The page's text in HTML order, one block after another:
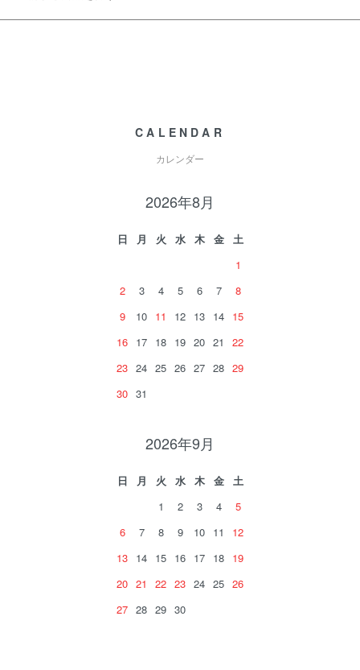
CALENDAR
カレンダー
2026年8月
日 月 火 水 木 金
土
1
2
3 4 5 6 7
8
9
10 11 12 13 14 15
16 17 18 19 20 21
22
23 24 25 26 27 28 29
30 31
2026年9月
日 月 火 水 木 金
土
1
2 3 4
5
6
7 8 9 10 11
12
13 14 15 16 17 18 19
20 21 22 23 24 25 26
27 28 29 30